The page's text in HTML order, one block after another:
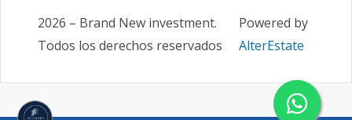
2026 – Brand New investment.
Todos los derechos reservados
Powered by
AlterEstate